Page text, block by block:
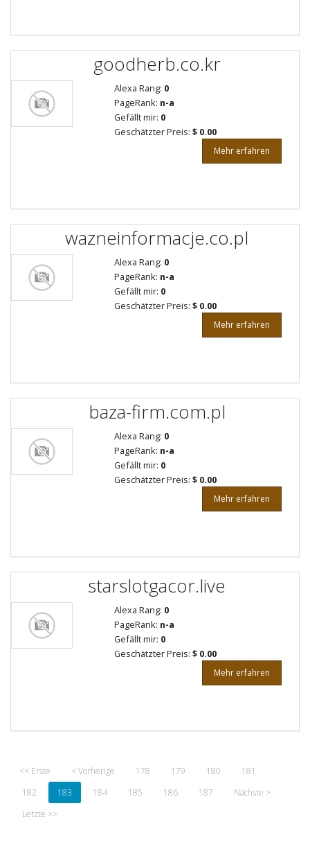
goodherb.co.kr
Alexa Rang: 0
PageRank: n-a
Gefällt mir: 0
Geschätzter Preis: $ 0.00
Mehr erfahren
wazneinformacje.co.pl
Alexa Rang: 0
PageRank: n-a
Gefällt mir: 0
Geschätzter Preis: $ 0.00
Mehr erfahren
baza-firm.com.pl
Alexa Rang: 0
PageRank: n-a
Gefällt mir: 0
Geschätzter Preis: $ 0.00
Mehr erfahren
starslotgacor.live
Alexa Rang: 0
PageRank: n-a
Gefällt mir: 0
Geschätzter Preis: $ 0.00
Mehr erfahren
<< Erste < Vorherige 178 179 180
181
182
183 184 185 186 187
Nächste >
Letzte >>